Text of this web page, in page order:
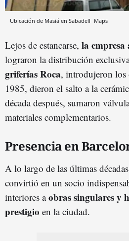
Ubicación de Masiá en Sabadell Maps
Lejos de estancarse, la
lograron la distribución
griferías Roca, introdujeron los
1985, dieron el salto a la
década después, sumaron
materiales complementarios.
Presencia en
A lo largo de las últimas
convirtió en un socio
interiores aobras singulares y
prestigio en la ciudad.